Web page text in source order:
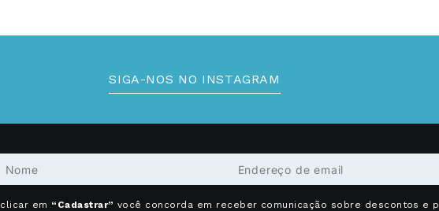
SIGA-NOS NO INSTAGRAM
em “Cadastrar” você concorda em receber comunicação sobre descontos e